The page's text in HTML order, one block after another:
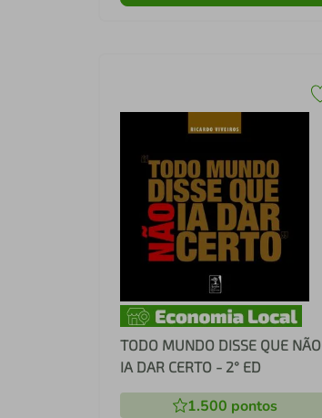
TODO MUNDO DISSE QUE NÃO
IA DAR CERTO - 2° ED
1.500 pontos